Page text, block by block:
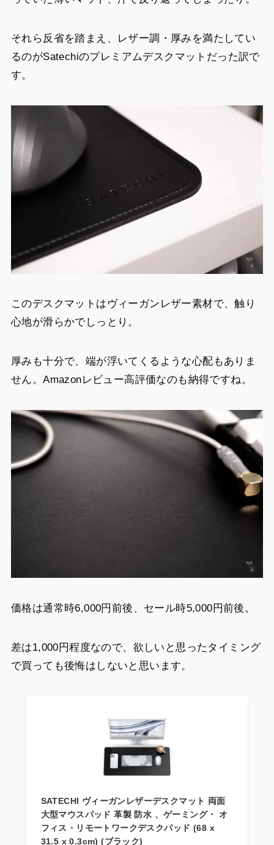
それら反省を踏まえ、レザー調・厚みを満たしてい
るのがSatechiのプレミアムデスクマットだった訳で
す。
このデスクマットはヴィーガンレザー素材で、触り
心地が滑らかでしっとり。
厚みも十分で、端が浮いてくるような心配もありま
せん。Amazonレビュー高評価なのも納得ですね。
価格は通常時6,000円前後、セール時5,000円前後。
差は1,000円程度なので、欲しいと思ったタイミング
で買っても後悔はしないと思います。
SATECHI ヴィーガンレザーデスクマット 両面
大型マウスパッド 革製 防水 、ゲーミング・ オ
フィス・リモートワークデスクパッド (68 x
31.5 x 0.3cm) (ブラック)